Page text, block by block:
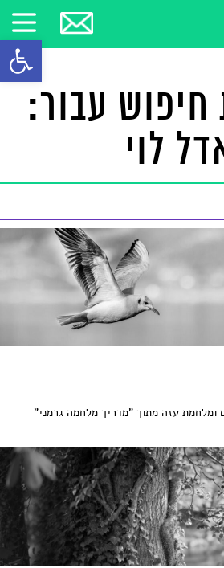
פתח
חיפוש עבור:
לוי
ומלחמת עזה מתוך "מדריך מלחמה גרמני"